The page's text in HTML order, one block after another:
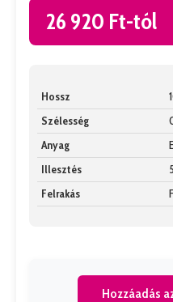
26 920 Ft-tól
Hossz
Szélesség
Anyag
Illesztés
Felrakás
Hozzáadás